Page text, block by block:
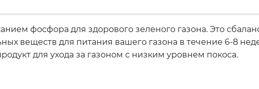
фосфора для здорового зеленого газона. Это
веществ для питания вашего газона в течение 6-8
для ухода за газоном с низким уровнем покоса.